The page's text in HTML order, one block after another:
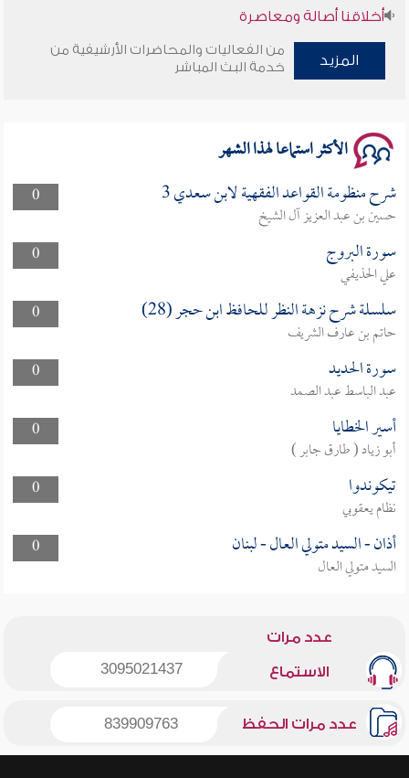
أخلاقنا أصالة ومعاصرة
وأمنهم من خوف 9
المزيد
من الفعاليات والمحاضرات الأرشيفية من
خدمة البث المباشر
الأكثر استماعا لهذا الشهر
0 شرح منظومة القواعد الفقهية لابن سعدي 3
حسين بن عبد العزيز آل الشيخ
0
سورة البروج
علي الحذيفي
0
سلسلة شرح نزهة النظر للحافظ ابن حجر (28)
حاتم بن عارف الشريف
0
سورة الحديد
عبد الباسط عبد الصمد
0
أسير الخطايا
أبو زياد ( طارق جابر )
0
تيكوندوا
نظام يعقوبي
0
أذان - السيد متولي العال - لبنان
السيد متولي العال
عدد مرات
الاستماع 3095021437
عدد مرات الحفظ 839909763